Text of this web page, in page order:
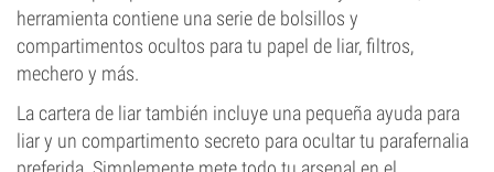
herramienta contiene una serie de bolsillos y
compartimentos ocultos para tu papel de liar, filtros,
mechero y más.
La cartera de liar también incluye una pequeña ayuda para
liar y un compartimento secreto para ocultar tu parafernalia